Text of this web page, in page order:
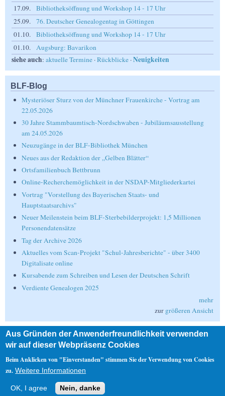
17.09.
Bibliotheksöffnung und Workshop 14 - 17 Uhr
25.09.
76. Deutscher Genealogentag in Göttingen
01.10.
Bibliotheksöffnung und Workshop 14 - 17 Uhr
01.10.
Augsburg: Bavarikon
siehe auch: aktuelle Termine ·Rückblicke ·Neuigkeiten
BLF-Blog
Mysteriöser Sturz von der Münchner Frauenkirche - Vortrag am
22.05.2026
30 Jahre Stammbaumtisch-Nordschwaben - Jubiläumsausstellung
am 24.05.2026
Neuzugänge in der BLF-Bibliothek München
Neues aus der Redaktion der „Gelben Blätter“
Ortsfamilienbuch Bettbrunn
Online-Recherchemöglichkeit in der NSDAP-Mitgliederkartei
Vortrag "Vorstellung des Bayerischen Staats- und
Hauptstaatsarchivs"
Neuer Meilenstein beim BLF-Sterbebilderprojekt: 1,5 Millionen
Personendatensätze
Tag der Archive 2026
Aktuelles vom Scan-Projekt "Schul-Jahresberichte" - über 3400
Digitalisate online
Kursabende zum Schreiben und Lesen der Deutschen Schrift
Verdiente Genealogen 2025
mehr
zur größeren Ansicht
Suche
Suche
Nebenmenü
Aus Gründen der Anwenderfreundlichkeit verwenden
wir auf dieser Webpräsenz Cookies
Beim Anklicken von "Einverstanden" stimmen Sie der Verwendung von Cookies
zu. Weitere Informationen
OK, I agree Nein, danke